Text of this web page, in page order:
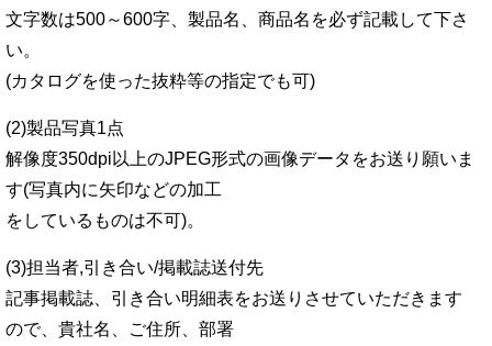
文字数は500～600字、製品名、商品名を必ず記載して下さ
い。
(カタログを使った抜粋等の指定でも可)
(2)製品写真1点
解像度350dpi以上のJPEG形式の画像データをお送り願いま
す(写真内に矢印などの加工
をしているものは不可)。
(3)担当者,引き合い/掲載誌送付先
記事掲載誌、引き合い明細表をお送りさせていただきます
ので、貴社名、ご住所、部署